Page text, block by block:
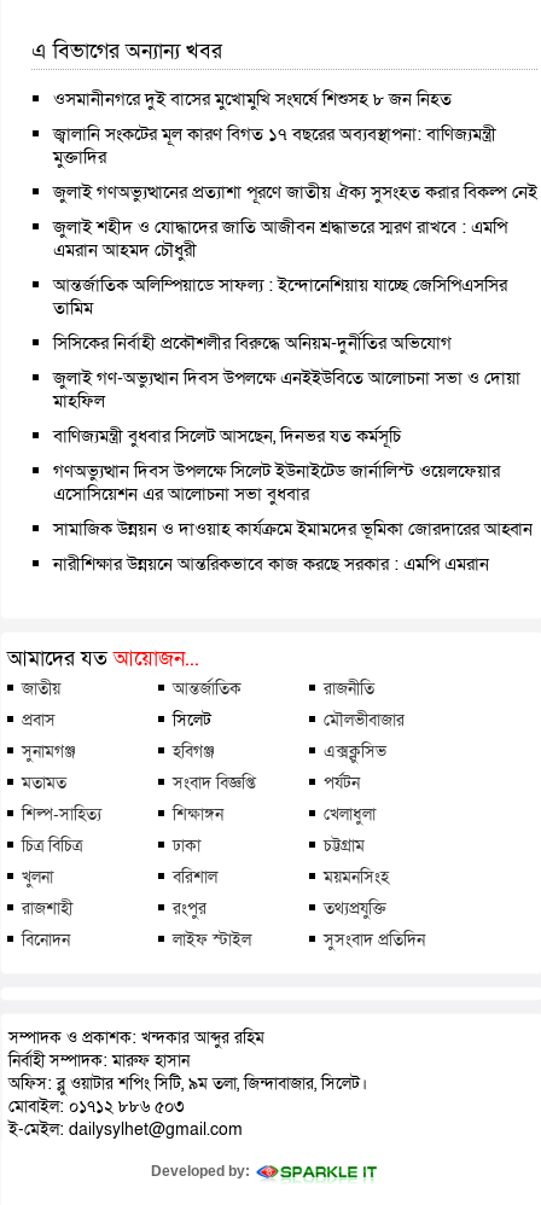
এ বিভাগের অন্যান্য খবর
ওসমানীনগরে দুই বাসের মুখোমুখি সংঘর্ষে শিশুসহ ৮ জন নিহত
জ্বালানি সংকটের মূল কারণ বিগত ১৭ বছরের অব্যবস্থাপনা: বাণিজ্যমন্ত্রী
মুক্তাদির
জুলাই গণঅভ্যুত্থানের প্রত্যাশা পূরণে জাতীয় ঐক্য সুসংহত করার বিকল্প নেই
জুলাই শহীদ ও যোদ্ধাদের জাতি আজীবন শ্রদ্ধাভরে স্মরণ রাখবে : এমপি
এমরান আহমদ চৌধুরী
আন্তর্জাতিক অলিম্পিয়াডে সাফল্য : ইন্দোনেশিয়ায় যাচ্ছে জেসিপিএসসির
তামিম
সিসিকের নির্বাহী প্রকৌশলীর বিরুদ্ধে অনিয়ম-দুর্নীতির অভিযোগ
জুলাই গণ-অভ্যুত্থান দিবস উপলক্ষে এনইইউবিতে আলোচনা সভা ও দোয়া
মাহফিল
বাণিজ্যমন্ত্রী বুধবার সিলেট আসছেন, দিনভর যত কর্মসূচি
গণঅভ্যুত্থান দিবস উপলক্ষে সিলেট ইউনাইটেড জার্নালিস্ট ওয়েলফেয়ার
এসোসিয়েশন এর আলোচনা সভা বুধবার
সামাজিক উন্নয়ন ও দাওয়াহ কার্যক্রমে ইমামদের ভূমিকা জোরদারের আহ্বান
নারীশিক্ষার উন্নয়নে আন্তরিকভাবে কাজ করছে সরকার : এমপি এমরান
আমাদের যতআয়োজন...
জাতীয় আন্তর্জাতিক
রাজনীতি
প্রবাস
সিলেট
মৌলভীবাজার
সুনামগঞ্জ
হবিগঞ্জ
এক্সক্লুসিভ
মতামত
সংবাদ বিজ্ঞপ্তি
পর্যটন
শিল্প-সাহিত্য
শিক্ষাঙ্গন
খেলাধুলা
চিত্র বিচিত্র
ঢাকা
চট্টগ্রাম
খুলনা
বরিশাল
ময়মনসিংহ
রাজশাহী
রংপুর
তথ্যপ্রযুক্তি
বিনোদন
লাইফ স্টাইল সুসংবাদ প্রতিদিন
সম্পাদক ও প্রকাশক: খন্দকার আব্দুর রহিম
নির্বাহী সম্পাদক: মারুফ হাসান
অফিস: ব্লু ওয়াটার শপিং সিটি, ৯ম তলা, জিন্দাবাজার, সিলেট।
মোবাইল: ০১৭১২ ৮৮৬ ৫০৩
ই-মেইল: dailysylhet@gmail.com
Developed by: